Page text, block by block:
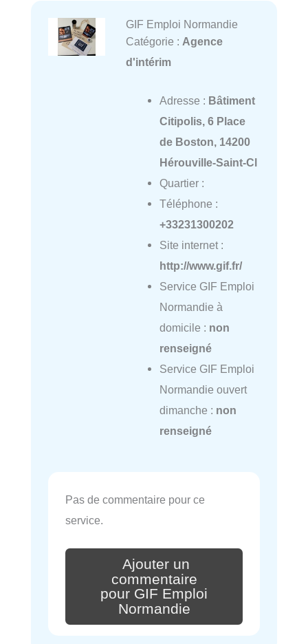
GIF Emploi Normandie
Catégorie : Agence
d'intérim
Adresse : Bâtiment
Citipolis, 6 Place
de Boston, 14200
Hérouville-Saint-Cl
Quartier :
Téléphone :
+33231300202
Site internet :
http://www.gif.fr/
Service GIF Emploi
Normandie à
domicile : non
renseigné
Service GIF Emploi
Normandie ouvert
dimanche : non
renseigné
Pas de commentaire pour ce
service.
Ajouter un
commentaire
pour GIF Emploi
Normandie